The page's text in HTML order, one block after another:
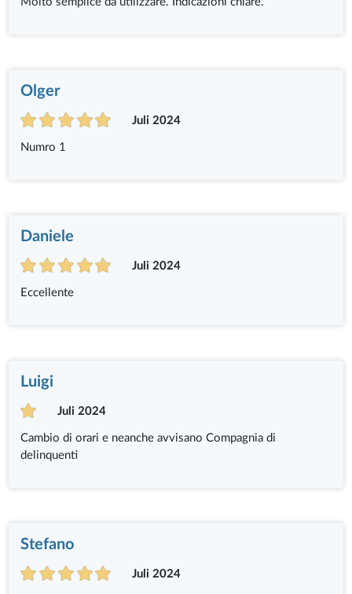
Olger
Juli 2024
Numro 1
Daniele
Juli 2024
Eccellente
Luigi
Juli 2024
Cambio di orari e neanche avvisano Compagnia di
delinquenti
Stefano
Juli 2024